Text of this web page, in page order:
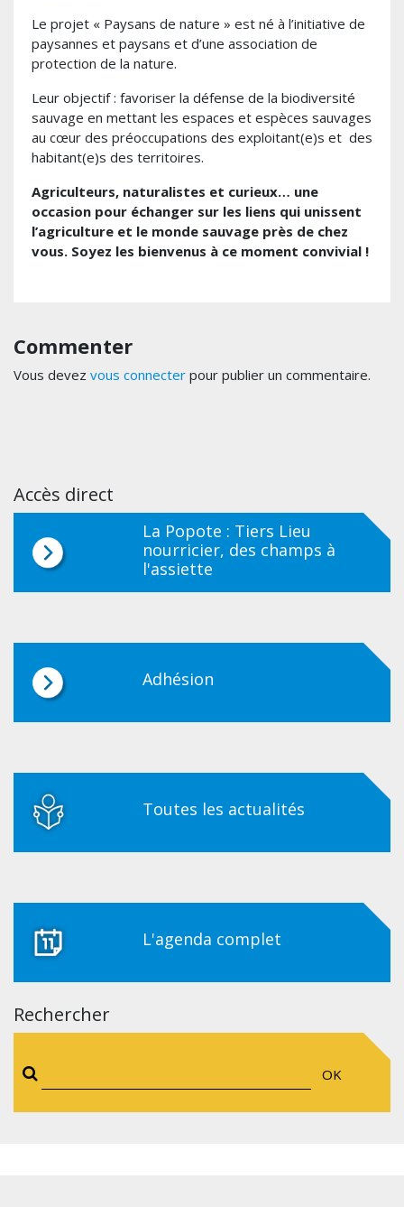
Le projet « Paysans de nature » est né à l’initiative de
paysannes et paysans et d’une association de
protection de la nature.
Leur objectif : favoriser la défense de la biodiversité
sauvage en mettant les espaces et espèces sauvages
au cœur des préoccupations des exploitant(e)s et des
habitant(e)s des territoires.
Agriculteurs, naturalistes et curieux… une
occasion pour échanger sur les liens qui unissent
l’agriculture et le monde sauvage près de chez
vous. Soyez les bienvenus à ce moment convivial !
Commenter
Vous devez vous connecter pour publier un commentaire.
Accès direct
La Popote : Tiers Lieu
nourricier, des champs à
l'assiette
Adhésion
Toutes les actualités
L'agenda complet
Rechercher
OK